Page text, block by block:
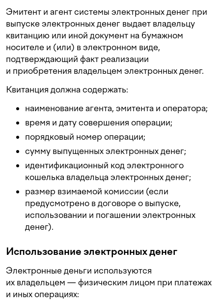
Эмитент и агент системы электронных денег при
выпуске электронных денег выдает владельцу
квитанцию или иной документ на бумажном
носителе и (или) в электронном виде,
подтверждающий факт реализации
и приобретения владельцем электронных денег.
Квитанция должна содержать:
наименование агента, эмитента и оператора;
время и дату совершения операции;
порядковый номер операции;
сумму выпущенных электронных денег;
идентификационный код электронного
кошелька владельца электронных денег;
размер взимаемой комиссии (если
предусмотрено в договоре о выпуске,
использовании и погашении электронных
денег).
Использование электронных денег
Электронные деньги используются
их владельцем — физическим лицом при платежах
и иных операциях: